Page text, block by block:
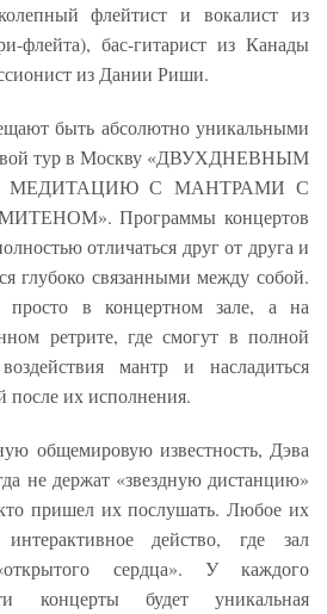
флейтист и вокалист из
флейта), бас-гитарист из Канады
из Дании Риши.
быть абсолютно уникальными
тур в Москву «ДВУХДНЕВНЫМ
МЕДИТАЦИЮ С МАНТРАМИ С
Программы концертов
отличаться друг от друга и
глубоко связанными между собой.
просто в концертном зале, а на
ретрите, где смогут в полной
мантр и насладиться
их исполнения.
общемировую известность, Дэва
не держат «звездную дистанцию»
пришел их послушать. Любое их
действо, где зал
сердца». У каждого
концерты будет уникальная